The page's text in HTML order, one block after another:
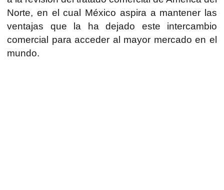
Norte, en el cual México aspira a mantener las
ventajas que la ha dejado este intercambio
comercial para acceder al mayor mercado en el
mundo.